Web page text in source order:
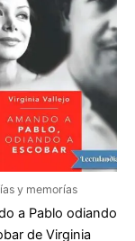
y memorías
a Pablo odiando
de Virginia